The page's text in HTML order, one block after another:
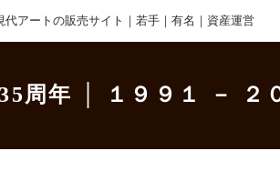
代アートの販売サイト｜若手｜有名｜資産運営
周年 │ １９９１ － ２